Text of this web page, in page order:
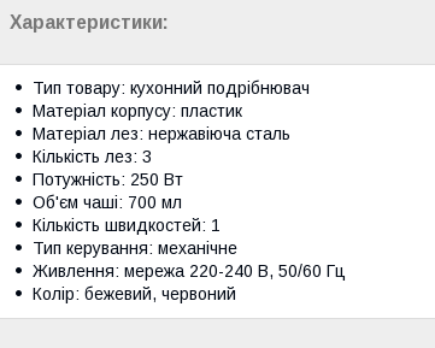
Характеристики:
Тип товару: кухонний подрібнювач
Матеріал корпусу: пластик
Матеріал лез: нержавіюча сталь
Кількість лез: 3
Потужність: 250 Вт
Об'єм чаші: 700 мл
Кількість швидкостей: 1
Тип керування: механічне
Живлення: мережа 220-240 В, 50/60 Гц
Колір: бежевий, червоний